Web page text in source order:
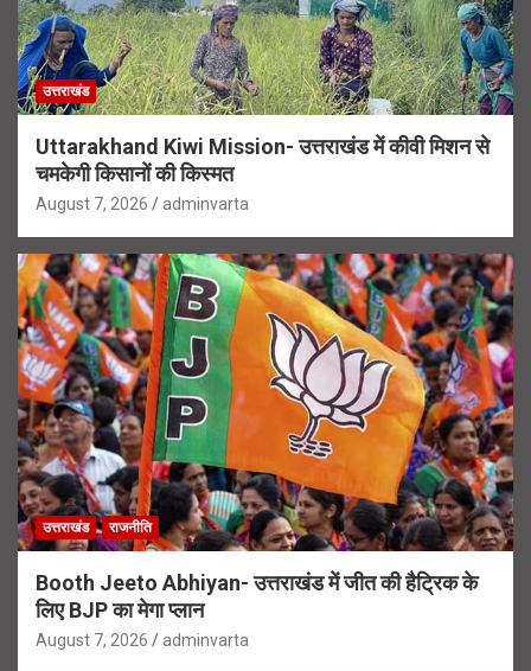
उत्तराखंड
Uttarakhand Kiwi Mission- उत्तराखंड में कीवी मिशन से
चमकेगी किसानों की किस्मत
August 7, 2026 adminvarta
उत्तराखंड राजनीति
Booth Jeeto Abhiyan- उत्तराखंड में जीत की हैट्रिक के
लिए BJP का मेगा प्लान
August 7, 2026 adminvarta